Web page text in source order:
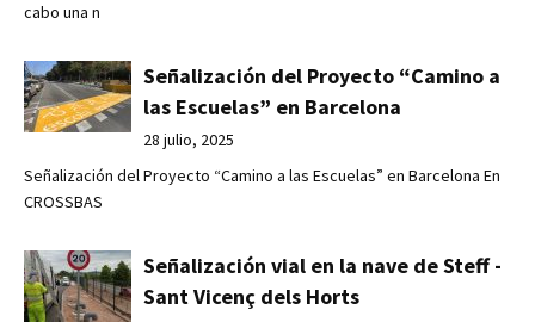
cabo una n
Señalización del Proyecto “Camino a
las Escuelas” en Barcelona
28 julio, 2025
Señalización del Proyecto “Camino a las Escuelas” en Barcelona En
CROSSBAS
Señalización vial en la nave de Steff -
Sant Vicenç dels Horts